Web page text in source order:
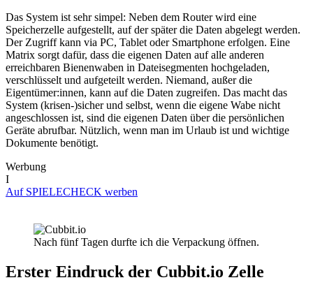
Das System ist sehr simpel: Neben dem Router wird eine
Speicherzelle aufgestellt, auf der später die Daten abgelegt werden.
Der Zugriff kann via PC, Tablet oder Smartphone erfolgen. Eine
Matrix sorgt dafür, dass die eigenen Daten auf alle anderen
erreichbaren Bienenwaben in Dateisegmenten hochgeladen,
verschlüsselt und aufgeteilt werden. Niemand, außer die
Eigentümer:innen, kann auf die Daten zugreifen. Das macht das
System (krisen-)sicher und selbst, wenn die eigene Wabe nicht
angeschlossen ist, sind die eigenen Daten über die persönlichen
Geräte abrufbar. Nützlich, wenn man im Urlaub ist und wichtige
Dokumente benötigt.
Werbung
I
Auf SPIELECHECK werben
Nach fünf Tagen durfte ich die Verpackung öffnen.
Erster Eindruck der Cubbit.io Zelle